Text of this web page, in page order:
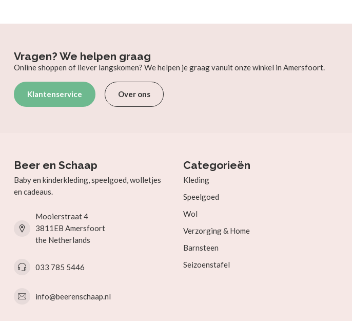
Vragen? We helpen graag
Online shoppen of liever langskomen? We helpen je graag vanuit onze winkel in Amersfoort.
Klantenservice Over ons
Beer en Schaap
Baby en kinderkleding, speelgoed, wolletjes
en cadeaus.
Mooierstraat 4
3811EB Amersfoort
the Netherlands
033 785 5446
info@beerenschaap.nl
Categorieën
Kleding
Speelgoed
Wol
Verzorging & Home
Barnsteen
Seizoenstafel